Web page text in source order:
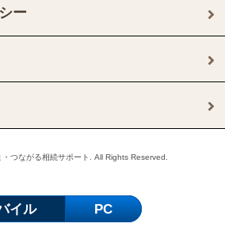
ー
つながる相続サポート. All Rights Reserved.
イル PC